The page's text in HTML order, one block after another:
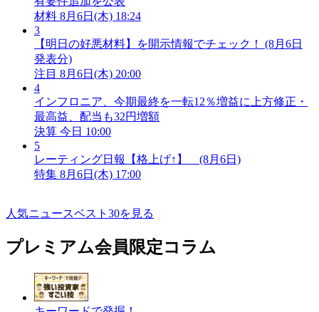
材料 8月6日(木) 18:24
3
【明日の好悪材料】を開示情報でチェック！ (8月6日
発表分)
注目 8月6日(木) 20:00
4
インフロニア、今期最終を一転12％増益に上方修正・
最高益、配当も32円増額
決算 今日 10:00
5
レーティング日報【格上げ↑】 (8月6日)
特集 8月6日(木) 17:00
人気ニュースベスト30を見る
プレミアム会員限定コラム